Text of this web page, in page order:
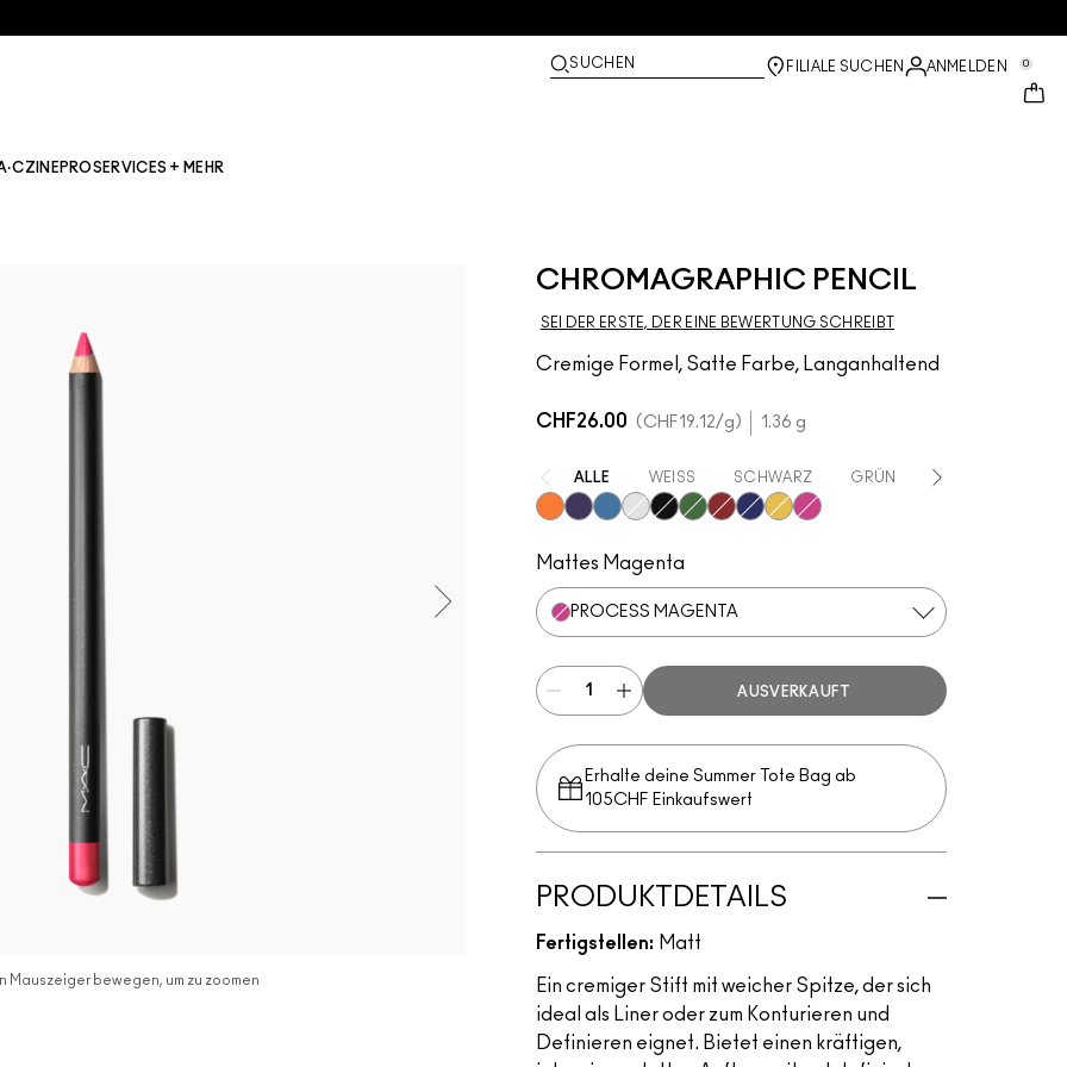
SUCHEN FILIALE SUCHEN ANMELDEN 0
PROSERVICES + MEHR
CHROMAGRAPHIC PENCIL
SEI DER ERSTE, DER EINE BEWERTUNG SCHREIBT
Cremige Formel, Satte Farbe, Langanhaltend
Mauszeiger bewegen, um zu zoomen
CHF26.00 CHF19.12/g 1.36 g
ALLE WEISS SCHWARZ GRÜN ROT
Mattes Magenta
PROCESS MAGENTA
AUSVERKAUFT
Erhalte deine Summer Tote Bag ab
105CHF Einkaufswert​
PRODUKTDETAILS
Fertigstellen: Matt
Ein cremiger Stift mit weicher Spitze, der sich
ideal als Liner oder zum Konturieren und
Definieren eignet. Bietet einen kräftigen,